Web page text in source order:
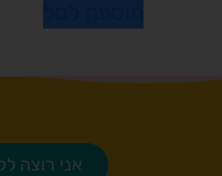
אני רוצה